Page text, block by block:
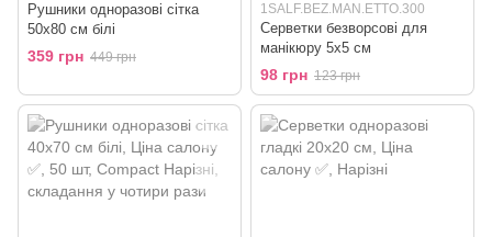
Рушники одноразові сітка
50x80 см білі
359 грн 449 грн
1SALF.BEZ.MAN.ETTO.300
Серветки безворсові для
манікюру 5x5 см
98 грн 123 грн